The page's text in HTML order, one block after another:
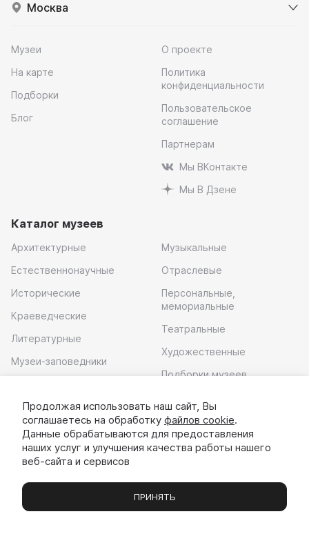
Москва
Музеи
На карте
Подборки
Блог
О проекте
Политика
конфиденциальности
Пользовательское
соглашение
Партнерам
Мы ВКонтакте
Мы В Дзене
Каталог музеев
Архитектурные
Естественнонаучные
Исторические
Краеведческие
Литературные
Музеи-заповедники
Музыкальные
Отраслевые
Персональные,
мемориальные
Театральные
Художественные
Подборки музеев
Скачать приложение
Музеи Выставки Экскурсии Чаты Вы
Продолжая использовать наш сайт, Вы
соглашаетесь на обработку файлов cookie.
Данные обрабатываются для предоставления
наших услуг и улучшения качества работы нашего
веб-сайта и сервисов
ПРИНЯТЬ